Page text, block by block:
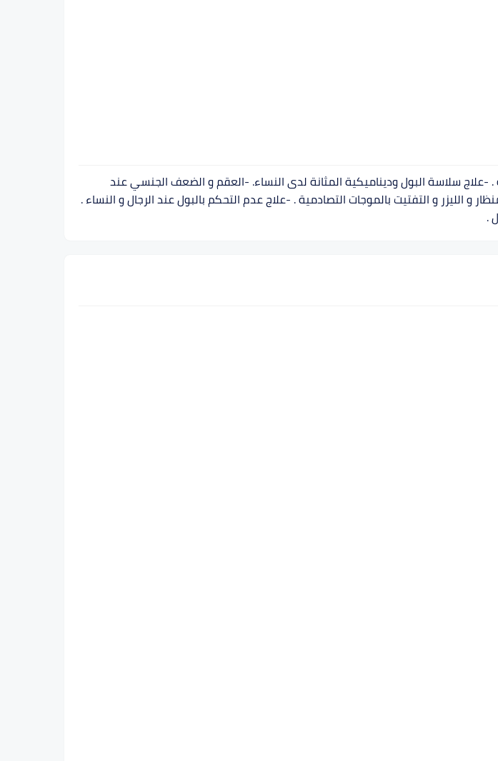
علاج سلاسة البول وديناميكية المثانة لدى النساء. -العقم و الضعف الجنسي عند
و الليزر و التفتيت بالموجات التصادمية . -علاج عدم التحكم بالبول عند الرجال و النساء .
.